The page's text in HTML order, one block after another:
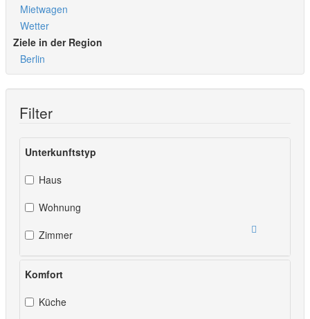
Mietwagen
Wetter
Ziele in der Region
Berlin
Filter
Unterkunftstyp
Haus
Wohnung
Zimmer
Komfort
Küche